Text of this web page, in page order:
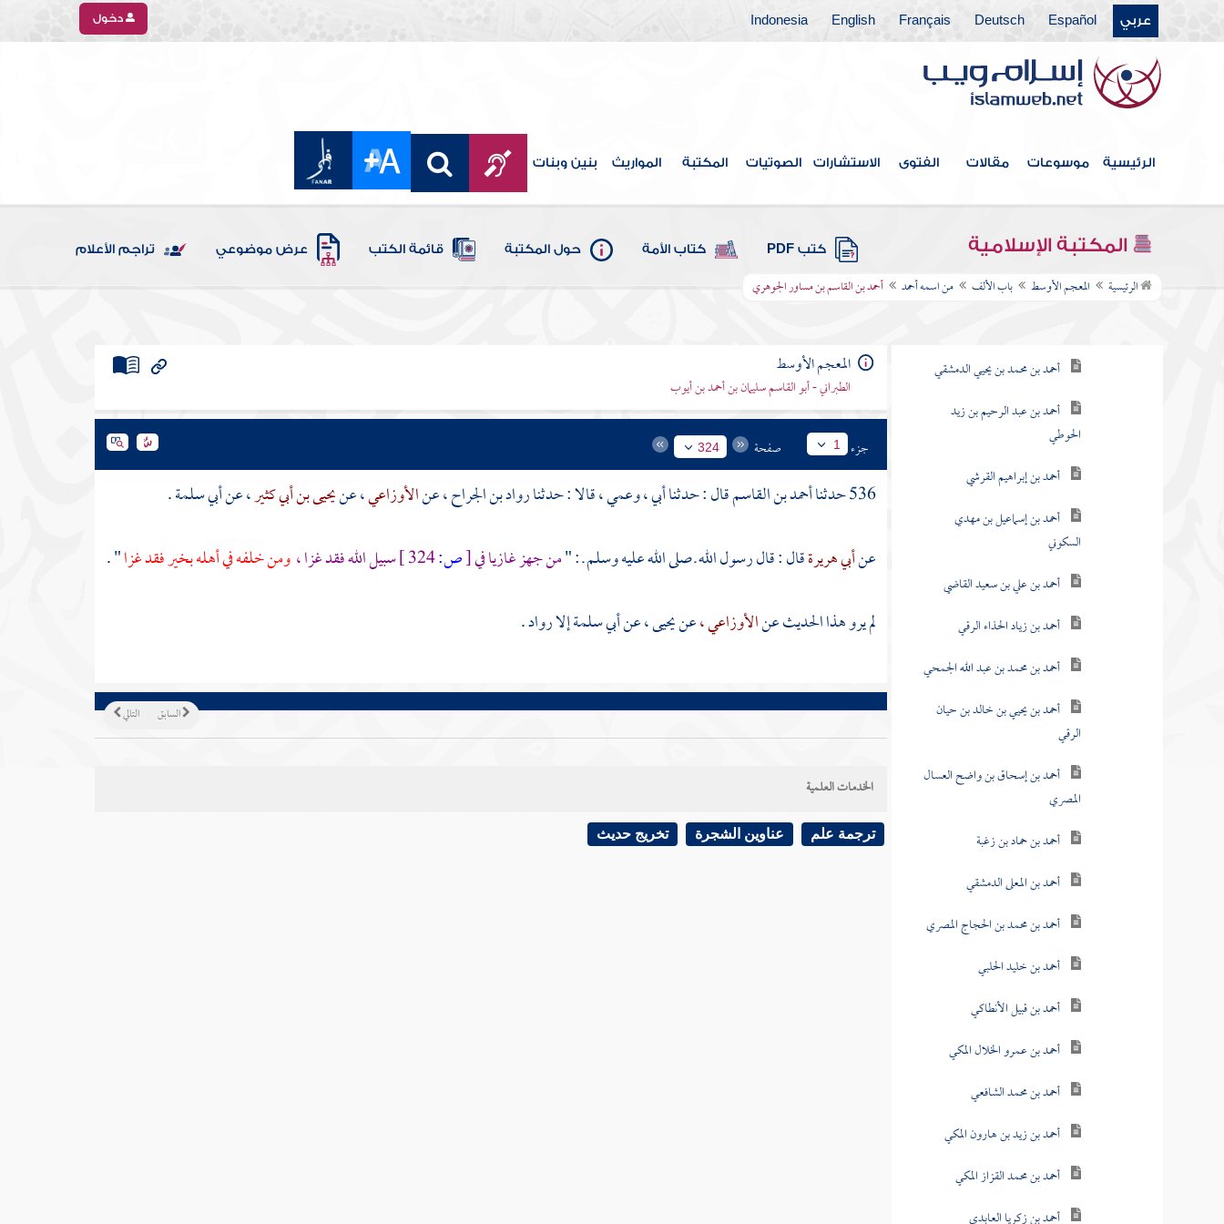
عربي Español
Deutsch
Français
English
Indonesia دخول
الرئيسية موسوعات مقالات الفتوى الاستشارات الصوتيات المكتبة المواريث بنين وبنات
المكتبة الإسلامية كتب PDF كتاب الأمة حول المكتبة قائمة الكتب عرض موضوعي تراجم الأعلام
الرئيسية المعجم الأوسط باب الألف من اسمه أحمد أحمد بن القاسم بن مساور الجوهري
باب الألف
من اسمه أحمد
أحمد بن محمد بن يحيي الدمشقي
أحمد بن عبد الرحيم بن زيد
الحوطي
أحمد بن إبراهيم القرشي
أحمد بن إسماعيل بن مهدي
السكوني
أحمد بن علي بن سعيد القاضي
أحمد بن زياد الحذاء الرقي
أحمد بن محمد بن عبد الله الجمحي
أحمد بن يحيي بن خالد بن حيان
الرقي
أحمد بن إسحاق بن واضح العسال
المصري
أحمد بن حماد بن زغبة
أحمد بن المعلى الدمشقي
أحمد بن محمد بن الحجاج المصري
أحمد بن خليد الحلبي
أحمد بن قبيل الأنطاكي
أحمد بن عمرو الخلال المكي
أحمد بن محمد الشافعي
أحمد بن زيد بن هارون المكي
أحمد بن محمد القزاز المكي
أحمد بن زكريا العابدي
المعجم الأوسط
الطبراني - أبو القاسم سليمان بن أحمد بن أيوب
جزء 1 صفحة 324
536 حدثنا أحمد بن القاسمقال : حدثنا أبي ، وعمي ، قالا : حدثنارواد بن الجراح، عنالأوزاعي، عنيحيى بن أبي كثير، عنأبي سلمة.
عنأبي هريرةقال : قال رسول الله ـ صلى الله عليه وسلم ـ : "من جهز غازيا في[ص: سبيل الله فقد غزا ،ومن خلفه في أهله بخير فقد غزا" .
لم يرو هذا الحديث عنالأوزاعي ،عنيحيى ،عنأبي سلمةإلارواد.
التالي السابق
الخدمات العلمية
ترجمة علم عناوين الشجرة تخريج حديث